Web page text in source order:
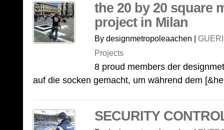
the 20 by 20 square
project in Milan
By designmetropoleaachen |
Projects
8 proud members der
auf die socken gemacht, um während dem
SECURITY